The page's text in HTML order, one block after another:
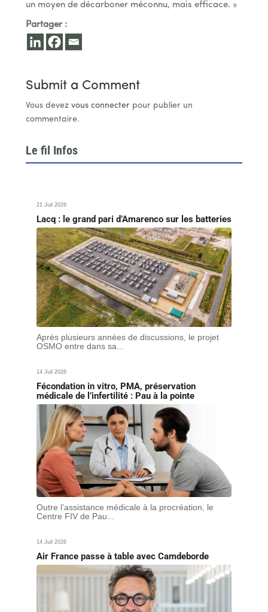
un moyen de décarboner méconnu, mais efficace. »
Partager :
Submit a Comment
Vous devez vous connecterpour publier un
commentaire.
Le fil Infos
21 Juil 2026
Lacq : le grand pari d’Amarenco sur les batteries
Après plusieurs années de discussions, le projet
OSMO entre dans sa...
14 Juil 2026
Fécondation in vitro, PMA, préservation
médicale de l’infertilité : Pau à la pointe
Outre l’assistance médicale à la procréation, le
Centre FIV de Pau...
14 Juil 2026
Air France passe à table avec Camdeborde